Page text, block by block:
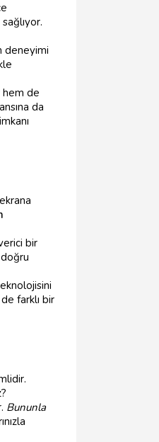
deneyimi
hem de
da
bir
farklı bir
Bununla